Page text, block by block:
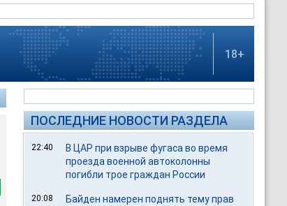
18+
ПОСЛЕДНИЕ НОВОСТИ РАЗДЕЛА
22:40
В ЦАР при взрыве фугаса во время
проезда военной автоколонны
погибли трое граждан России
20:08
Байден намерен поднять тему прав